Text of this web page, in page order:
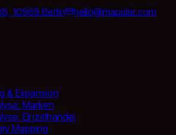
10969 Berlin
hello@mapular.com
& Expansion
Marken
Einzelhandel
Mapping